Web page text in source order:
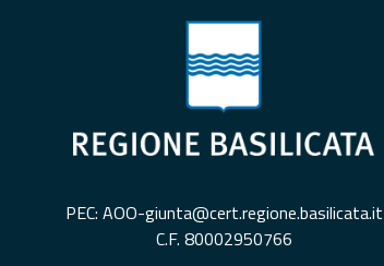
PEC: AOO-giunta@cert.regione.basilicata.it
C.F. 80002950766